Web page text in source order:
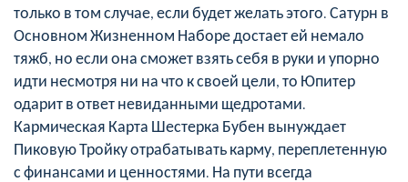
только в том случае, если будет желать этого. Сатурн в
Основном Жизненном Наборе достает ей немало
тяжб, но если она сможет взять себя в руки и упорно
идти несмотря ни на что к своей цели, то Юпитер
одарит в ответ невиданными щедротами.
Кармическая Карта Шестерка Бубен вынуждает
Пиковую Тройку отрабатывать карму, переплетенную
с финансами и ценностями. На пути всегда